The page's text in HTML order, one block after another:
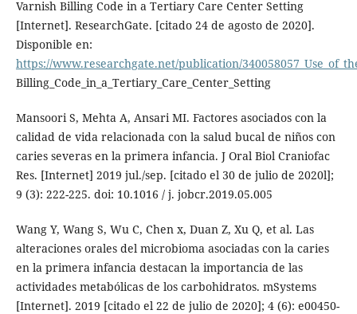
Varnish Billing Code in a Tertiary Care Center Setting
[Internet]. ResearchGate. [citado 24 de agosto de 2020].
Disponible en:
https://www.researchgate.net/publication/
Billing_Code_in_a_Tertiary_Care_Center_Setting
Mansoori S, Mehta A, Ansari MI. Factores asociados con la
calidad de vida relacionada con la salud bucal de niños con
caries severas en la primera infancia. J Oral Biol Craniofac
Res. [Internet] 2019 jul./sep. [citado el 30 de julio de 2020l];
9 (3): 222-225. doi: 10.1016 / j. jobcr.2019.05.005
Wang Y, Wang S, Wu C, Chen x, Duan Z, Xu Q, et al. Las
alteraciones orales del microbioma asociadas con la caries
en la primera infancia destacan la importancia de las
actividades metabólicas de los carbohidratos. mSystems
[Internet]. 2019 [citado el 22 de julio de 2020]; 4 (6): e00450-